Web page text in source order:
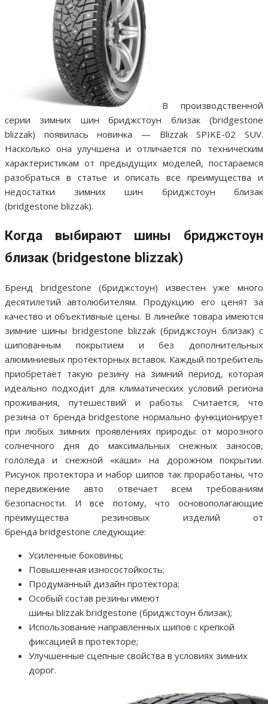
В производственной
серии зимних шин бриджстоун близак (bridgestone
blizzak) появилась новинка — Blizzak SPIKE-02 SUV.
Насколько она улучшена и отличается по техническим
характеристикам от предыдущих моделей, постараемся
разобраться в статье и описать все преимущества и
недостатки зимних шин бриджстоун близак
(bridgestone blizzak).
Когда выбирают шины бриджстоун
близак (bridgestone blizzak)
Бренд bridgestone (бриджстоун) известен уже много
десятилетий автолюбителям. Продукцию его ценят за
качество и объективные цены. В линейке товара имеются
зимние шины bridgestone blizzak (бриджстоун близак) с
шипованным покрытием и без дополнительных
алюминиевых протекторных вставок. Каждый потребитель
приобретает такую резину на зимний период, которая
идеально подходит для климатических условий региона
проживания, путешествий и работы. Считается, что
резина от бренда bridgestone нормально функционирует
при любых зимних проявлениях природы: от морозного
солнечного дня до максимальных снежных заносов,
гололеда и снежной «каши» на дорожном покрытии.
Рисунок протектора и набор шипов так проработаны, что
передвижение авто отвечает всем требованиям
безопасности. И все потому, что основополагающие
преимущества резиновых изделий от
бренда bridgestone следующие:
Усиленные боковины;
Повышенная износостойкость;
Продуманный дизайн протектора;
Особый состав резины имеют
шины blizzak bridgestone (бриджстоун близак);
Использование направленных шипов с крепкой
фиксацией в протекторе;
Улучшенные сцепные свойства в условиях зимних
дорог.